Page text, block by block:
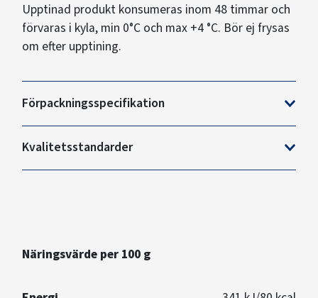
Upptinad produkt konsumeras inom 48 timmar och
förvaras i kyla, min 0°C och max +4 °C. Bör ej frysas
om efter upptining.
Förpackningsspecifikation
Kvalitetsstandarder
Näringsvärde per 100 g